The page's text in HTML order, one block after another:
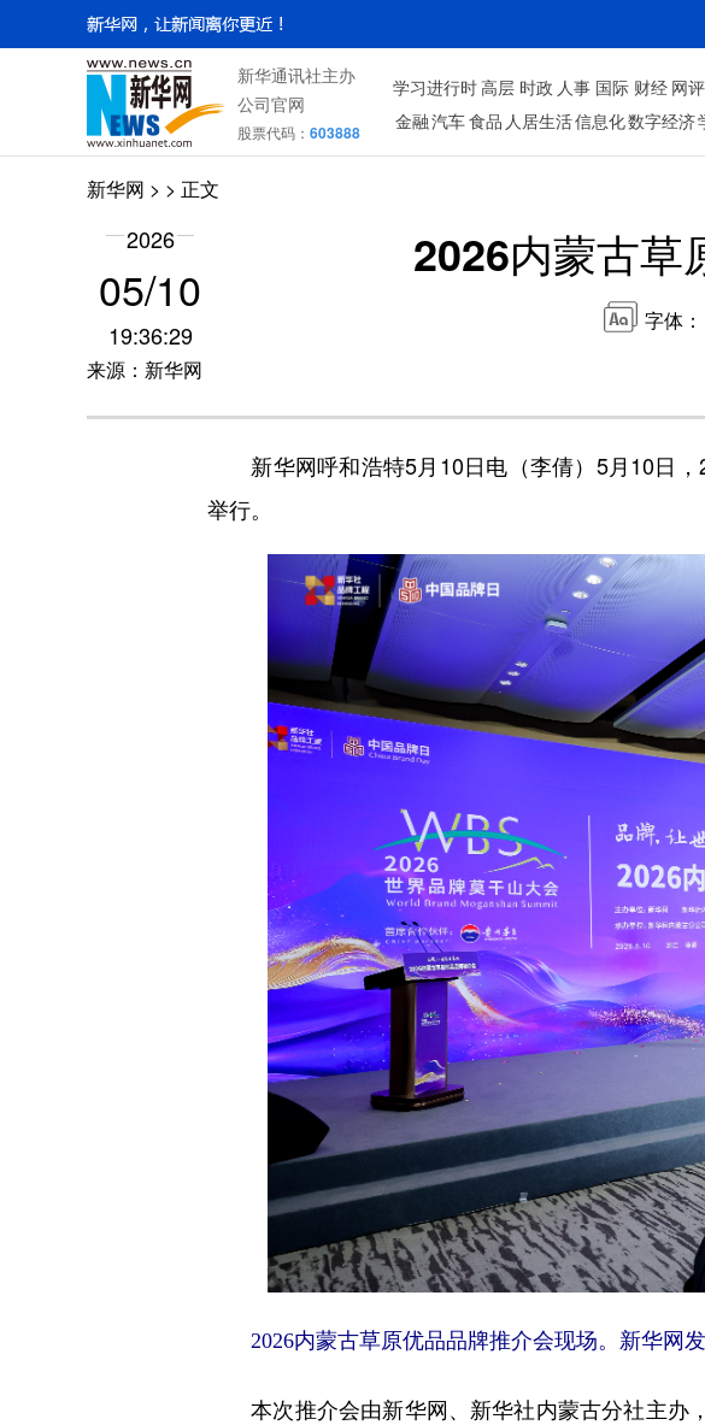
新华通讯社主办
公司官网
股票代码： 603888
学习进行时高层 时政 人事 国际 财经 网评
金融汽车食品 人居生活信息化数字经济
新华网 > > 正文
2026
05/10
19:36:29
来源：新华网
2026内蒙古草
字体：
新华网呼和浩特5月10日电（李倩）5月10日，
举行。
2026内蒙古草原优品品牌推介会现场。新华网发
本次推介会由新华网、新华社内蒙古分社主办，